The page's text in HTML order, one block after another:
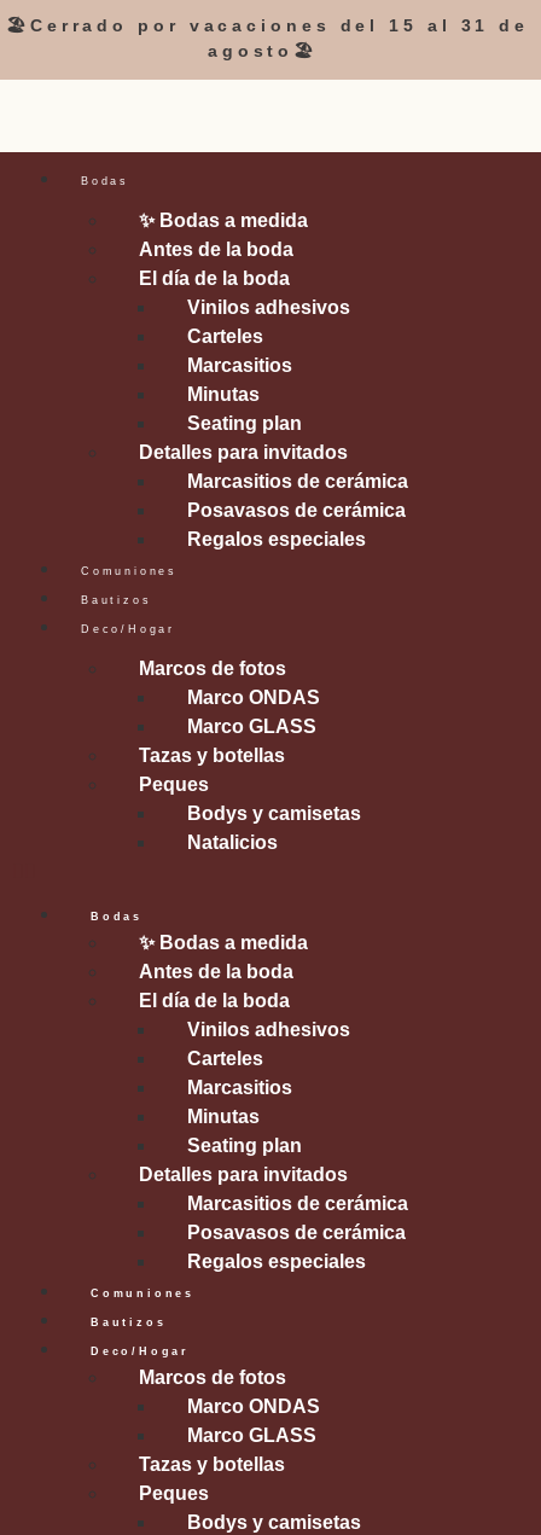
🏖️Cerrado por vacaciones del 15 al 31 de
agosto🏖️
Bodas
✨ Bodas a medida
Antes de la boda
El día de la boda
Vinilos adhesivos
Carteles
Marcasitios
Minutas
Seating plan
Detalles para invitados
Marcasitios de cerámica
Posavasos de cerámica
Regalos especiales
Comuniones
Bautizos
Deco/Hogar
Marcos de fotos
Marco ONDAS
Marco GLASS
Tazas y botellas
Peques
Bodys y camisetas
Natalicios
Bodas
✨ Bodas a medida
Antes de la boda
El día de la boda
Vinilos adhesivos
Carteles
Marcasitios
Minutas
Seating plan
Detalles para invitados
Marcasitios de cerámica
Posavasos de cerámica
Regalos especiales
Comuniones
Bautizos
Deco/Hogar
Marcos de fotos
Marco ONDAS
Marco GLASS
Tazas y botellas
Peques
Bodys y camisetas